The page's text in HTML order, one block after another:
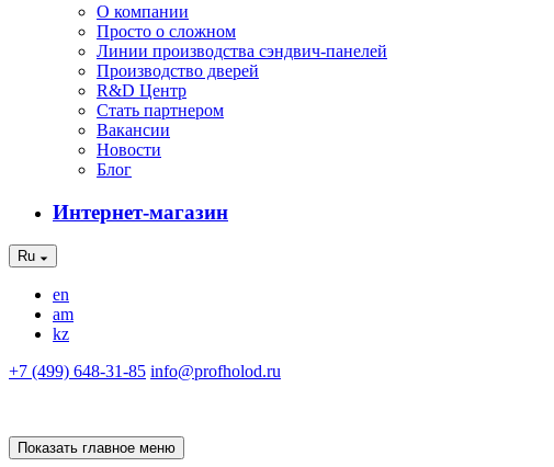
О компании
Просто о сложном
Линии производства сэндвич-панелей
Производство дверей
R&D Центр
Стать партнером
Вакансии
Новости
Блог
Интернет-магазин
Ru
en
am
kz
+7 (499) 648-31-85 info@profholod.ru
Показать главное меню